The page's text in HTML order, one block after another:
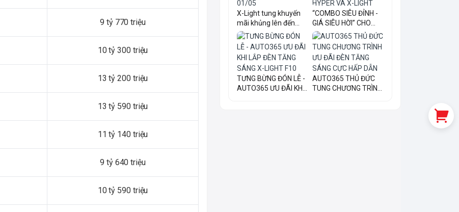
9 tỷ 770 triệu
10 tỷ 300 triệu
13 tỷ 200 triệu
13 tỷ 590 triệu
11 tỷ 140 triệu
9 tỷ 640 triệu
10 tỷ 590 triệu
X-Light tung khuyến
mãi khủng lên đến
20...
“COMBO SIÊU ĐỈNH -
GIÁ SIÊU HỜI” CHO
COM...
TƯNG BỪNG ĐÓN LỄ -
AUTO365 ƯU ĐÃI KHI
AUTO365 THỦ ĐỨC
TUNG CHƯƠNG TRÌNH